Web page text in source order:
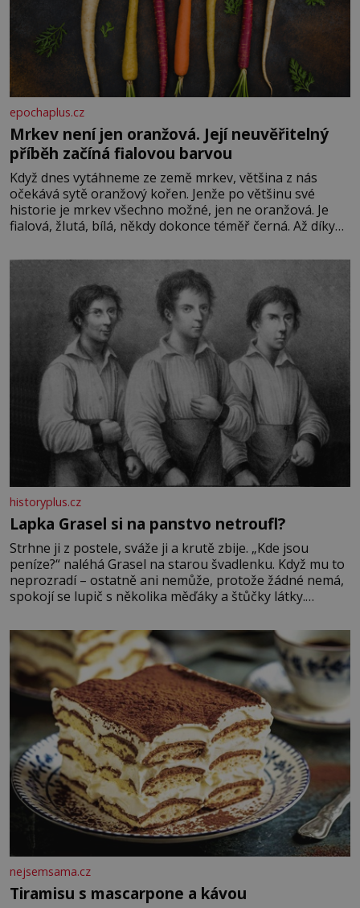
epochaplus.cz
Mrkev není jen oranžová. Její neuvěřitelný
příběh začíná fialovou barvou
Když dnes vytáhneme ze země mrkev, většina z nás
očekává sytě oranžový kořen. Jenže po většinu své
historie je mrkev všechno možné, jen ne oranžová. Je
fialová, žlutá, bílá, někdy dokonce téměř černá. Až díky
bez které si českou zahradu ani nedokážeme představit.
historyplus.cz
Lapka Grasel si na panstvo netroufl?
Strhne ji z postele, sváže ji a krutě zbije. „Kde jsou
peníze?“ naléhá Grasel na starou švadlenku. Když mu to
neprozradí – ostatně ani nemůže, protože žádné nemá,
spokojí se lupič s několika měďáky a štůčky látky.
krutý. Jeho činy budí hrůzu ještě dlouho po jeho smrti
nejsemsama.cz
Tiramisu s mascarpone a kávou